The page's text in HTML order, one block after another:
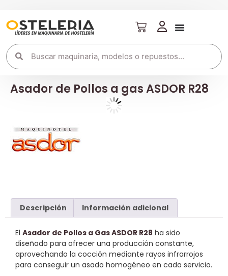
Asador de Pollos a gas ASDOR R28
Descripción Información adicional
El Asador de Pollos a Gas ASDOR R28 ha sido
diseñado para ofrecer una producción constante,
aprovechando la cocción mediante rayos infrarrojos
para conseguir un asado homogéneo en cada servicio.